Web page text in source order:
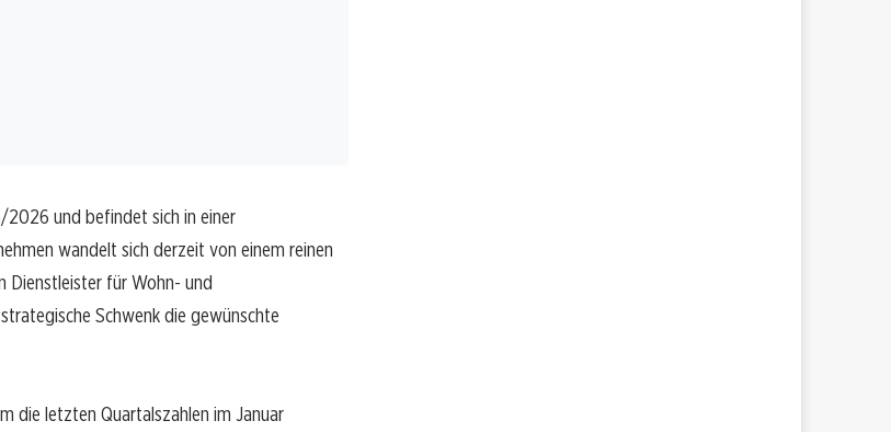
2026 und befindet sich in einer
wandelt sich derzeit von einem reinen
Dienstleister für Wohn- und
Schwenk die gewünschte
die letzten Quartalszahlen im Januar